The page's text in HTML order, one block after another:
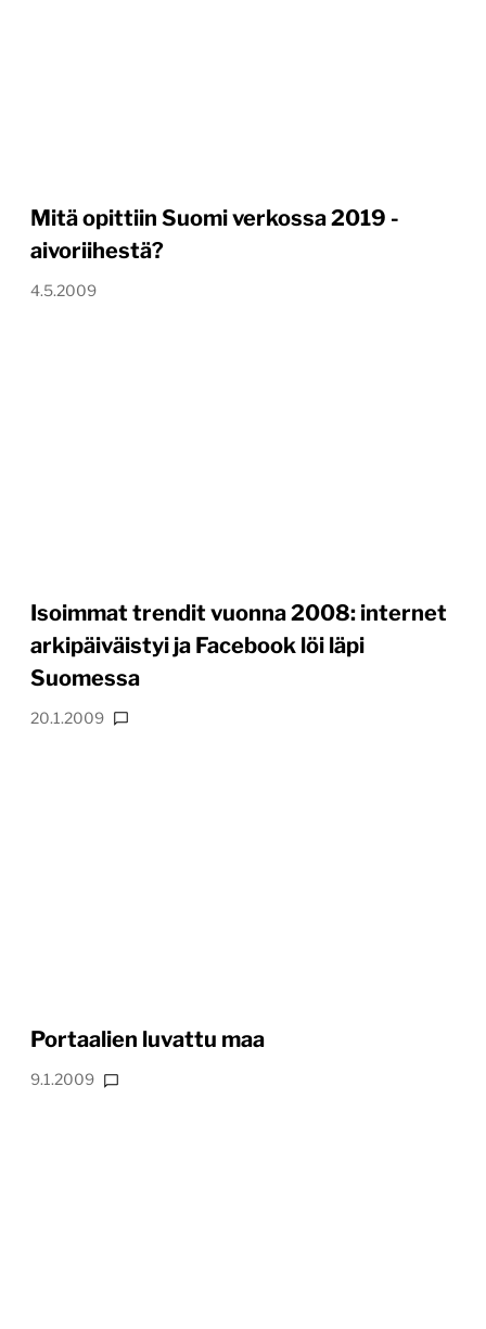
Mitä opittiin Suomi verkossa 2019 -
aivoriihestä?
4.5.2009
Isoimmat trendit vuonna 2008: internet
arkipäiväistyi ja Facebook löi läpi
Suomessa
20.1.2009
Portaalien luvattu maa
9.1.2009